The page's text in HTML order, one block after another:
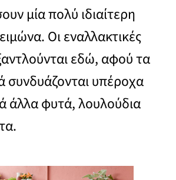
μία πολύ ιδιαίτερη
Οι εναλλακτικές
εδώ, αφού τα
συνδυάζονται υπέροχα
άλλα φυτά, λουλούδια